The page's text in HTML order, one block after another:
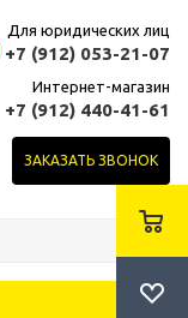
Для юридических лиц
+7 (912) 053-21-07
Интернет-магазин
+7 (912) 440-41-61
ЗАКАЗАТЬ ЗВОНОК